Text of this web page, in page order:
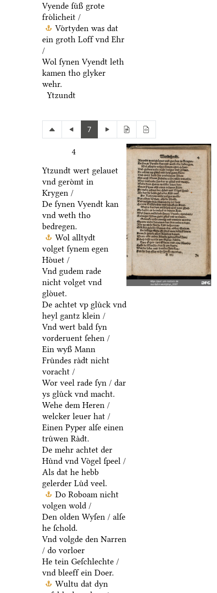
Vyende ſuͤß grote
froͤlicheit /
Voͤrtyden was dat
ein groth Loff vnd Ehr
/
Wol ſynen Vyendt leth
kamen tho glyker
wehr.
Ytzundt
7
4
Ytzundt wert gelauet
vnd geroͤmt in
Krygen /
De ſynen Vyendt kan
vnd weth tho
bedregen.
Wol alltydt
volget ſynem egen
Hoͤuet /
Vnd gudem rade
nicht volget vnd
gloͤuet.
De achtet vp gluͤck vnd
heyl gantz klein /
Vnd wert bald ſyn
vorderuent ſehen /
Ein wyß Mann
Fruͤndes raͤdt nicht
voracht /
Wor veel rade ſyn / dar
ys gluͤck vnd macht.
Wehe dem Heren /
welcker leuer hat /
Einen Pyper alſe einen
truͤwen Raͤdt.
De mehr achtet der
Huͤnd vnd Voͤgel ſpeel /
Als dat he hebb
gelerder Luͤd veel.
Do Roboam nicht
volgen wold /
Den olden Wyſen / alſe
he ſchold.
Vnd volgde den Narren
/ do vorloer
He tein Geſchlechte /
vnd bleeff ein Doer.
Wultu dat dyn